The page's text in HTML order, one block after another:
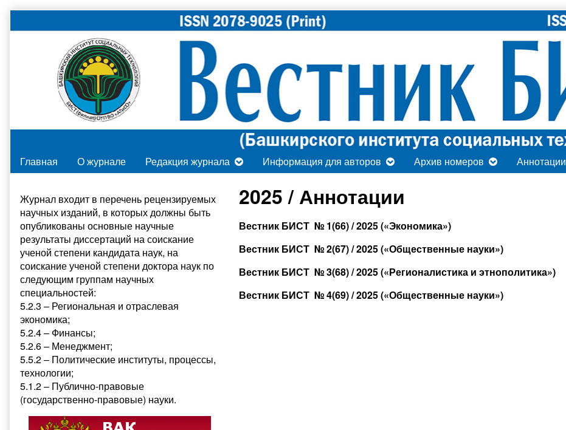
to
Главная О журнале Редакция журнала Информация для авторов Архив номеров Аннотации
2025 / Аннотации
Вестник БИСТ № 1(66) / 2025 («Экономика»)
Вестник БИСТ № 2(67) / 2025 («Общественные науки»)
Вестник БИСТ № 3(68) / 2025 («Регионалистика и этнополитика»)
Вестник БИСТ № 4(69) / 2025 («Общественные науки»)
Primary
Sidebar
Журнал входит в перечень рецензируемых
научных изданий, в которых должны быть
опубликованы основные научные
результаты диссертаций на соискание
ученой степени кандидата наук, на
соискание ученой степени доктора наук по
следующим группам научных
специальностей:
5.2.3 – Региональная и отраслевая
экономика;
5.2.4 – Финансы;
5.2.6 – Менеджмент;
5.5.2 – Политические институты, процессы,
технологии;
5.1.2 – Публично-правовые
(государственно-правовые) науки.